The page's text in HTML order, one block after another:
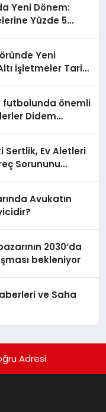
Yeni Dönem:
Yüzde 5
Yeni
İşletmeler Tarih
futbolunda önemli
Didem
Sertlik, Ev Aletleri
Sorununu
Avukatın
2030’da
bekleniyor
ve Saha
Adresi